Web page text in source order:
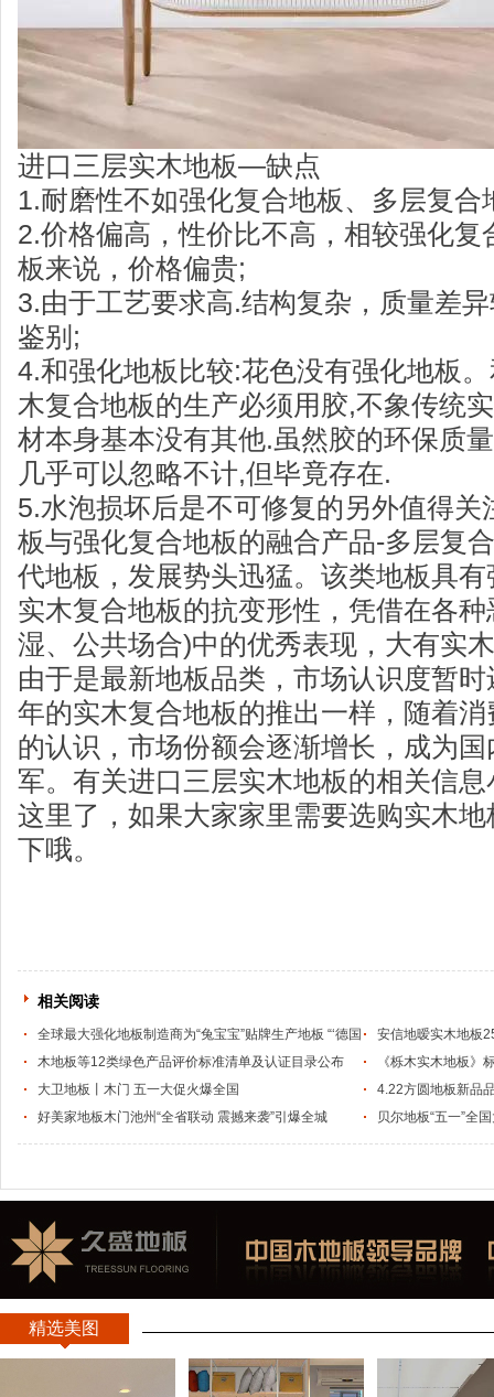
进口三层实木地板—缺点
1.耐磨性不如强化复合地板、多层复合
2.价格偏高，性价比不高，相较强化复
板来说，价格偏贵;
3.由于工艺要求高.结构复杂，质量差
鉴别;
4.和强化地板比较:花色没有强化地板
木复合地板的生产必须用胶,不象传统
材本身基本没有其他.虽然胶的环保质
几乎可以忽略不计,但毕竟存在.
5.水泡损坏后是不可修复的另外值得关
板与强化复合地板的融合产品-多层复
代地板，发展势头迅猛。该类地板具
实木复合地板的抗变形性，凭借在各
湿、公共场合)中的优秀表现，大有实
由于是最新地板品类，市场认识度暂
年的实木复合地板的推出一样，随着
的认识，市场份额会逐渐增长，成为
军。有关进口三层实木地板的相关信
这里了，如果大家家里需要选购实木
下哦。
相关阅读
全球最大强化地板制造商为“兔宝宝”贴牌生产地板 “‘德国
制造’成了我们的代工厂！”
安信地暧实木地板
木地板等12类绿色产品评价标准清单及认证目录公布
《栎木实木地板》
大卫地板丨木门 五一大促火爆全国
4.22方圆地板新品
好美家地板木门池州“全省联动 震撼来袭”引爆全城
贝尔地板“五一”全
升级
精选美图